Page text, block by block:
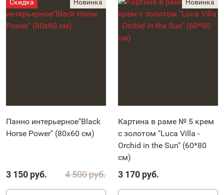
Панно интерьерное"Black
Horse Power" (80х60 см)
4 500руб.
3 150 руб.
Картина в раме № 5 крем
с золотом "Luca Villa -
Orchid in the Sun" (60*80
см)
3 170 руб.